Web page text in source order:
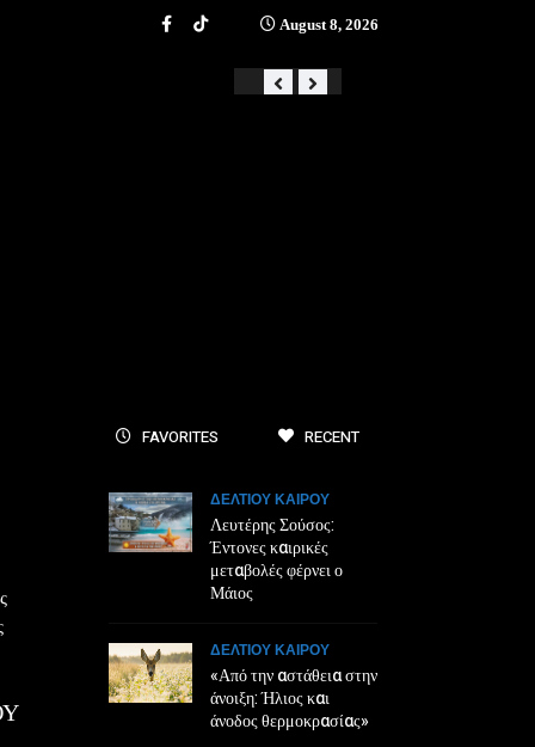
August 8, 2026
FAVORITES RECENT
ΔΕΛΤΙΟΥ ΚΑΙΡΟΥ
Λευτέρης Σούσος:
Έντονες καιρικές
μεταβολές φέρνει ο
Μάιος
ΔΕΛΤΙΟΥ ΚΑΙΡΟΥ
«Από την αστάθεια στην
άνοιξη: Ήλιος και
άνοδος θερμοκρασίας»